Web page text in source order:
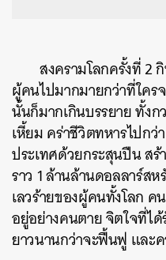
สงครามโลกครั้งที่ 2
ผู้คนไปมากมายกว่าที่ใค
นั้นก็มากเกินบรรยาย ทั้ง
เหี้ยม คร่าชีวิตทหารไปกว่
ประเทศด้วยกระสุนปืน ส
ราว 1 ล้านล้านดอลลาร์ส
เลวร้ายของผู้คนทั้งโลก
อยู่อย่างคนตาย จิตใจที่ไ
ยาวนานกว่าจะฟื้นฟู และ